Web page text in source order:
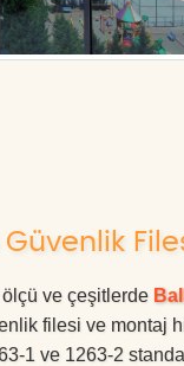
ölçü ve çeşitlerde
filesi ve montaj
1 ve 1263-2